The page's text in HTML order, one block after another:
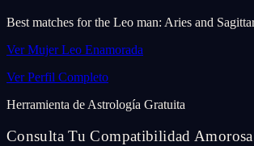
Best matches for the Leo man: Aries and
Ver Mujer Leo Enamorada
Ver Perfil Completo
Herramienta de Astrología Gratuita
Consulta Tu Compatibilidad Amorosa